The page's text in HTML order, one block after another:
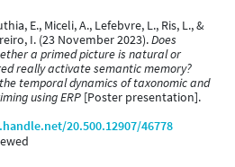
E., Miceli, A., Lefebvre, L., Ris, L., &
I. (23 November 2023).Does
a primed picture is natural or
really activate semantic memory?
temporal dynamics of taxonomic and
using ERP [Poster presentation].
20.500.12907/46778